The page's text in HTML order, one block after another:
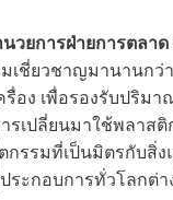
วยการฝ่ายการตลา
เชี่ยวชาญมานานกว่
ครื่อง เพื่อรองรับป
เปลี่ยนมาใช้พลาสติ
กรรมที่เป็นมิตรกับสิ่
ะกอบการทั่วโลกต่